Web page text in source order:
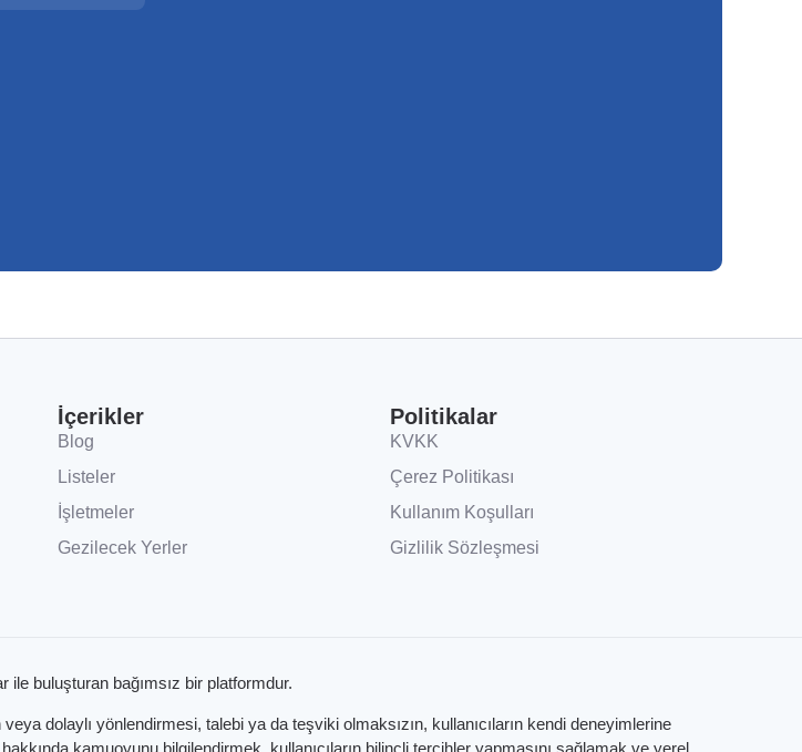
İçerikler
Blog
Listeler
İşletmeler
Gezilecek Yerler
Politikalar
KVKK
Çerez Politikası
Kullanım Koşulları
Gizlilik Sözleşmesi
buluşturan bağımsız bir platformdur.
dolaylı yönlendirmesi, talebi ya da teşviki olmaksızın, kullanıcıların kendi deneyimlerine